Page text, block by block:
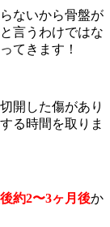
ないから骨盤が
言うわけではな
てきます！
開した傷があり
る時間を取りま
約2〜3ヶ月後か